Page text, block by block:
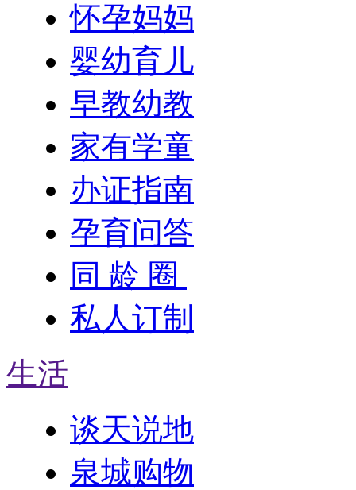
怀孕妈妈
婴幼育儿
早教幼教
家有学童
办证指南
孕育问答
同 龄 圈
私人订制
生活
谈天说地
泉城购物